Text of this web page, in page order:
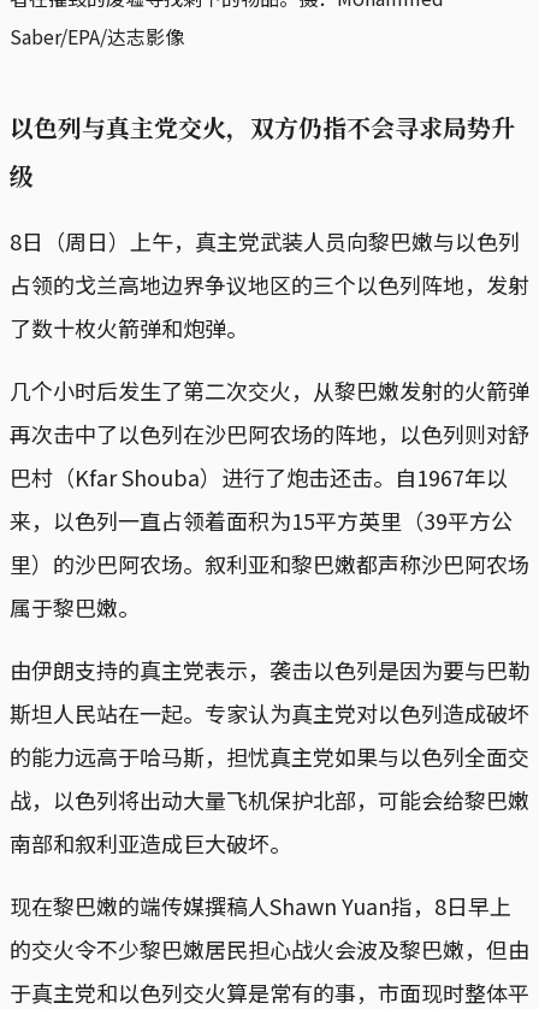
Saber/EPA/达志影像
以色列与真主党交火，双方仍指不会寻求局势升
级
8日（周日）上午，真主党武装人员向黎巴嫩与以色列
占领的戈兰高地边界争议地区的三个以色列阵地，发射
了数十枚火箭弹和炮弹。
几个小时后发生了第二次交火，从黎巴嫩发射的火箭弹
再次击中了以色列在沙巴阿农场的阵地，以色列则对舒
巴村（Kfar Shouba）进行了炮击还击。自1967年以
来，以色列一直占领着面积为15平方英里（39平方公
里）的沙巴阿农场。叙利亚和黎巴嫩都声称沙巴阿农场
属于黎巴嫩。
由伊朗支持的真主党表示，袭击以色列是因为要与巴勒
斯坦人民站在一起。专家认为真主党对以色列造成破坏
的能力远高于哈马斯，担忧真主党如果与以色列全面交
战，以色列将出动大量飞机保护北部，可能会给黎巴嫩
南部和叙利亚造成巨大破坏。
现在黎巴嫩的端传媒撰稿人Shawn Yuan指，8日早上
的交火令不少黎巴嫩居民担心战火会波及黎巴嫩，但由
于真主党和以色列交火算是常有的事，市面现时整体平